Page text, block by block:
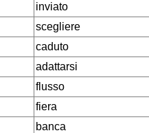
inviato
scegliere
caduto
adattarsi
flusso
fiera
banca